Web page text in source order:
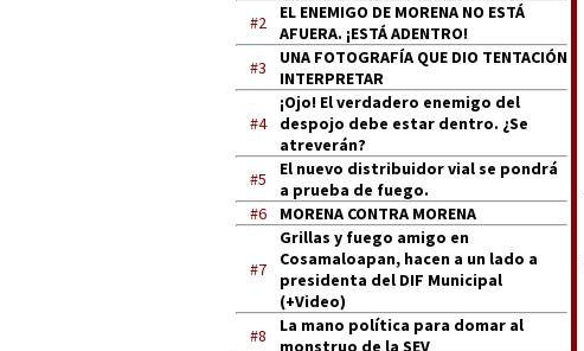
#2
EL ENEMIGO DE MORENA NO ESTÁ
AFUERA. ¡ESTÁ ADENTRO!
#3
UNA FOTOGRAFÍA QUE DIO TENTACIÓN
INTERPRETAR
#4
¡Ojo! El verdadero enemigo del
despojo debe estar dentro. ¿Se
atreverán?
#5
El nuevo distribuidor vial se pondrá
a prueba de fuego.
#6
MORENA CONTRA MORENA
#7
Grillas y fuego amigo en
Cosamaloapan, hacen a un lado a
presidenta del DIF Municipal
(+Video)
#8
La mano política para domar al
monstruo de la SEV